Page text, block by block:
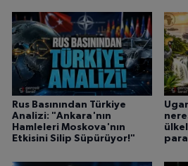
Rus Basınından Türkiye
Analizi: "Ankara'nın
Hamleleri Moskova'nın
Etkisini Silip Süpürüyor!"